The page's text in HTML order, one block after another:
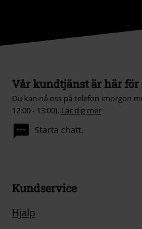
Vår kundtjänst är här för
Du kan nå oss på telefon imorgon
12:00 - 13:00). Lär dig mer
Starta chatt.
Kundservice
Hjälp